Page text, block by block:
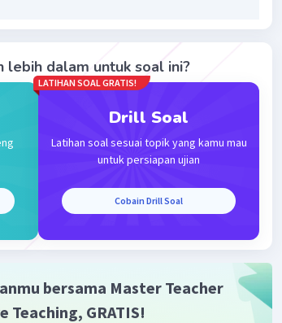
lebih dalam untuk soal ini?
LATIHAN SOAL GRATIS!
Drill Soal
Latihan soal sesuai topik yang kamu mau
untuk persiapan ujian
Cobain Drill Soal
bersama Master Teacher
Teaching, GRATIS!